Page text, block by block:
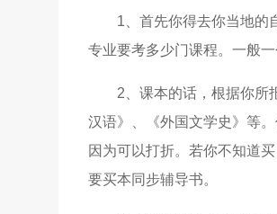
1、首先你得去你当地的
专业要考多少门课程。一般
2、课本的话，根据你所
汉语》、《外国文学史》等
因为可以打折。若你不知道
要买本同步辅导书。